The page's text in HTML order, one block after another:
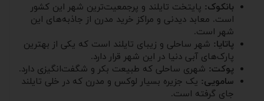
بانکوک: پایتخت تایلند و پرجمعیت‌ترین شهر این کشور
است. معابد دیدنی و مراکز خرید مدرن از جاذبه‌های این
شهر است.
پاتایا: شهر ساحلی و زیبای تایلند است که یکی از بهترین
پارک‌های آبی دنیا در این شهر قرار دارد.
پوکت: شهری ساحلی که طبیعت بکر و شگفت‌انگیزی دارد.
سامویی: یک جزیره بسیار لوکس و مدرن که در خلی تایلند
جای گرفته است.